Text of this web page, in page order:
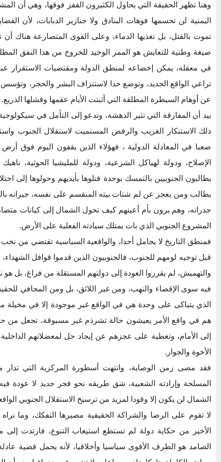
وهنا تظهر الحقيقة التي يحاول الكثيرون القفز فوقها، وهي أن
اليمنية لن تحسمها فوهات البنادق ولا جنازير الدبابات، لأن
تموت بالقتل، بل تغذيها الدماء، وعلى القوى المتصارعة هناك
صيغة وطنية للتعايش هو الممر الوحيد للخروج من هذا النفق
في معقله، يمكن إخضاعه لمنطق الدولة ومقتضيات الاستقرار
تراعي الواقع الجديد، وتوضع حدا لاستنزاف البشر والحجر،
عن أوهام السيطرة المطلقة التي أثبتت الأيام عقمها وفشلها الذريع.
بيد أن المفارقة التي تثير الدهشة، وتدعو إلى التأمل في
ذلك الاستنكار الغريب والرفض المستميت لاستقلال الجنوب
صعبا في المعادلة الدولية ، فهؤلاء الذين يقفون اليوم فوق
الإصلاح، ودولة لهياكل الشرعية، ودولة للمليشيا الحوثية،
يطالبون الجنوبيين بالتمسك بوحدة قتلوها بأيديهم وحولوها إلى
يطالب ومن يعجز عن لم شتات بيته المنقسم على نفسه، جيرانه
جدرانه، وهم يرون بأم أعينهم كيف تحول الشمال إلى كيانات
المشروع الجنوبي الذي بات يمتلك سيادته الفعلية على الأرض.
فمنطق التاريخ لا يجامل أحدا، والواقعية السياسية تقتضي من
قبل توجيه لومهم للجنوب، فالجنوبيون الذين قدموا قوافل
والتهميش، لم يقرروا العودة إلى دولتهم المستقلة من فراغ، بل هو
فيه سوى الإقصاء والنهب، ومن غير اللائق، بل ومن المجافي
الذي يتباكى على وحدة هي في الواقع غير موجودة إلا في مخيلة من
هم في واقع الأمر يعيشون حالة تشرذم غير مسبوقة، تجعل من
إلى الأمام، وتغطية على عجزهم عن إيجاد حل لمعضلاتهم
الأخوة والجوار.
فقد مضى زمن الوصاية، وانتهت أسطورة المركزية التي تدار
المسلحة وإرادته الشعبية، شق طريقه نحو فجر جديد لا عودة
الشمال لن يكون إلا وقودا لمزيد من ترسيخ الاستقلال الجنوبي
لا تقوم على الرضا والشراكة الحقيقية مصيرها التفكك، وما
الأخير من حكاية دولة لم تستطع استيعاب التنوع، فارتدت إلى
الصامد هو الطرف الأقوى سياسيا وأخلاقيا، لأنه يحمل قضية